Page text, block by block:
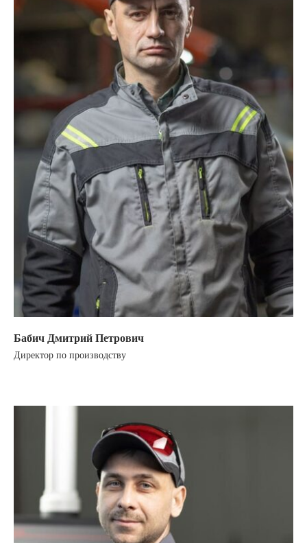
Бабич Дмитрий Петрович
Директор по производству